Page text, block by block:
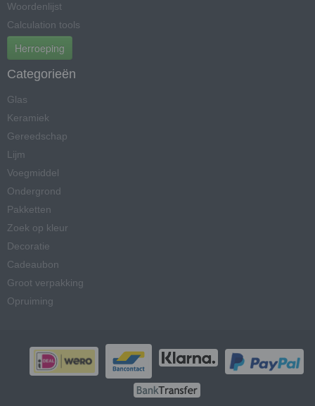
Woordenlijst
Calculation tools
Herroeping
Categorieën
Glas
Keramiek
Gereedschap
Lijm
Voegmiddel
Ondergrond
Pakketten
Zoek op kleur
Decoratie
Cadeaubon
Groot verpakking
Opruiming